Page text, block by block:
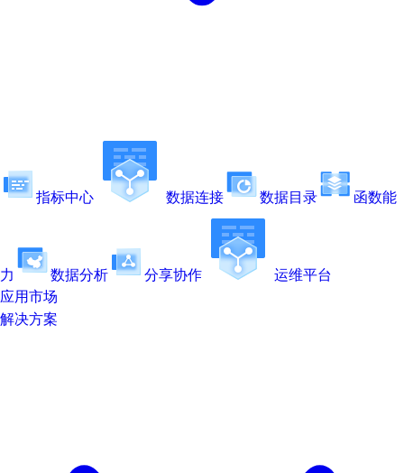
指标中心 数据连接 数据目录 函数能
力 数据分析 分享协作 运维平台
应用市场
解决方案